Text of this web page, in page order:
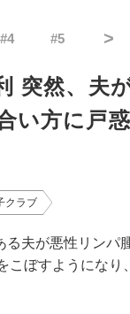
#4 #5 >
突然、夫
い方に戸惑
クラブ
夫が悪性リンパ
こぼすようになり